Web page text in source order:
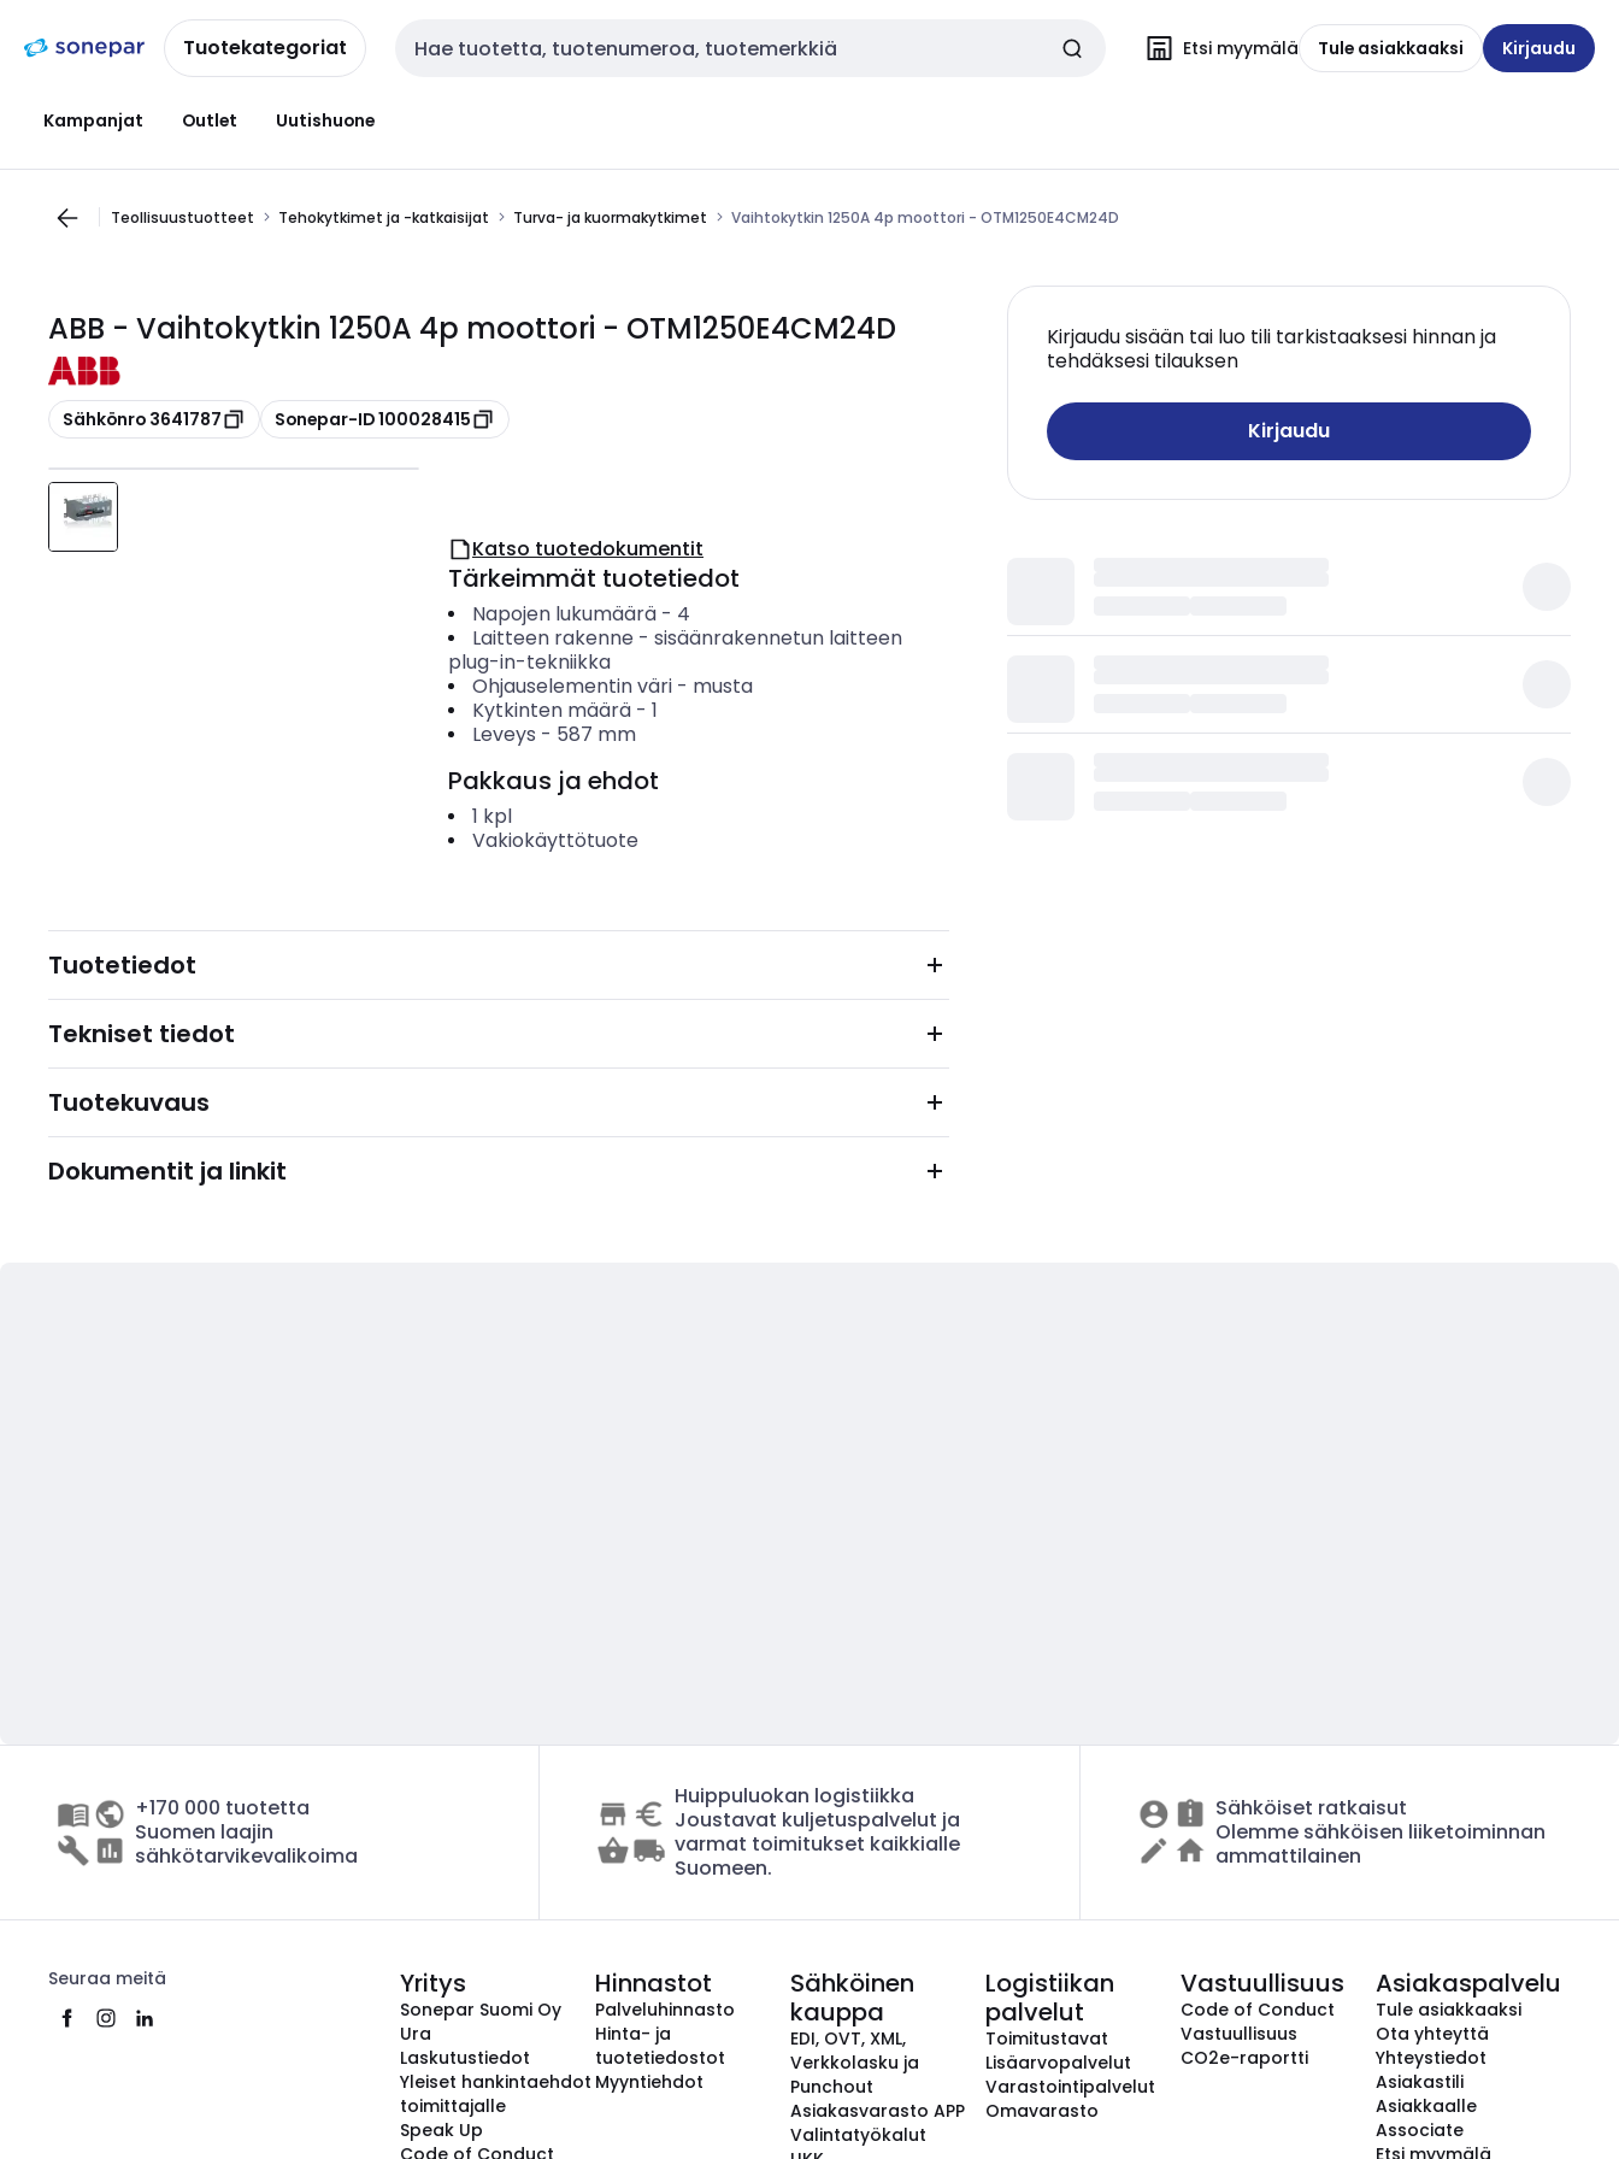
navigointiinsisältöönTuotekategoriat Haku Etsi myymälä Tule asiakkaaksi Kirjaudu
Kampanjat Outlet Uutishuone
Teollisuustuotteet Tehokytkimet ja -katkaisijat Turva- ja kuormakytkimet Vaihtokytkin 1250A 4p moottori - OTM1250E4CM24D
ABB - Vaihtokytkin 1250A 4p moottori - OTM1250E4CM24D
Kopioi
Sähkönro 3641787 Kopioi
Sonepar-ID 100028415
Kirjaudu sisään tai luo tili tarkistaaksesi hinnan ja
tehdäksesi tilauksen
Kirjaudu
Katso tuotedokumentit
Tärkeimmät tuotetiedot
Napojen lukumäärä- 4
Laitteen rakenne - sisäänrakennetun laitteen
plug-in-tekniikka
Ohjauselementin väri- musta
Kytkinten määrä- 1
Leveys - 587 mm
Pakkaus ja ehdot
1 kpl
Vakiokäyttötuote
Tuotetiedot
Tekniset tiedot
Tuotekuvaus
Dokumentit ja linkit
+170 000 tuotetta
Suomen laajin
sähkötarvikevalikoima
Huippuluokan logistiikka
Joustavat kuljetuspalvelut ja
varmat toimitukset kaikkialle
Suomeen.
Sähköiset ratkaisut
Olemme sähköisen liiketoiminnan
ammattilainen
Seuraa meitä Yritys
Sonepar Suomi Oy
Ura
Laskutustiedot
Yleiset hankintaehdot
toimittajalle
Speak Up
Code of Conduct
Hinnastot
Palveluhinnasto
Hinta- ja
tuotetiedostot
Myyntiehdot
Sähköinen
kauppa
EDI, OVT, XML,
Verkkolasku ja
Punchout
Asiakasvarasto APP
Valintatyökalut
Logistiikan
palvelut
Toimitustavat
Lisäarvopalvelut
Varastointipalvelut
Omavarasto
Vastuullisuus
Code of Conduct
Vastuullisuus
CO2e-raportti
Asiakaspalvelu
Tule asiakkaaksi
Ota yhteyttä
Yhteystiedot
Asiakastili
Asiakkaalle
Associate
Etsi myymälä